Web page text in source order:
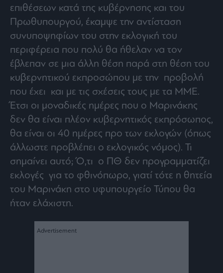
επιθέσεων κατά της κυβέρνησης και του
Πρωθυπουργού, έκαμψε την αντίσταση
συνυποψηφίων του στην εκλογική του
περιφέρεια που πολύ θα ήθελαν να τον
έβλεπαν σε μια άλλη θέση παρά στη θέση του
κυβερνητικού εκπροσώπου με την προβολή
που έχει και με τις σχέσεις τους με τα ΜΜΕ.
Έτσι οι μοναδικές ημέρες που ο Μαρινάκης
δεν θα είναι πλέον κυβερνητικός εκπρόσωπος,
θα είναι οι 40 ημέρες προ των εκλογών (όπως
άλλωστε προβλέπει ο εκλογικός νόμος). Τι
σημαίνει αυτό; Ό,τι ο ΠΘ δεν προγραμματίζει
εκλογές για το φθινόπωρο, γιατί τότε η θητεία
του Μαρινάκη στο υφυπουργείο Τύπου θα
ήταν ελάχιστη.